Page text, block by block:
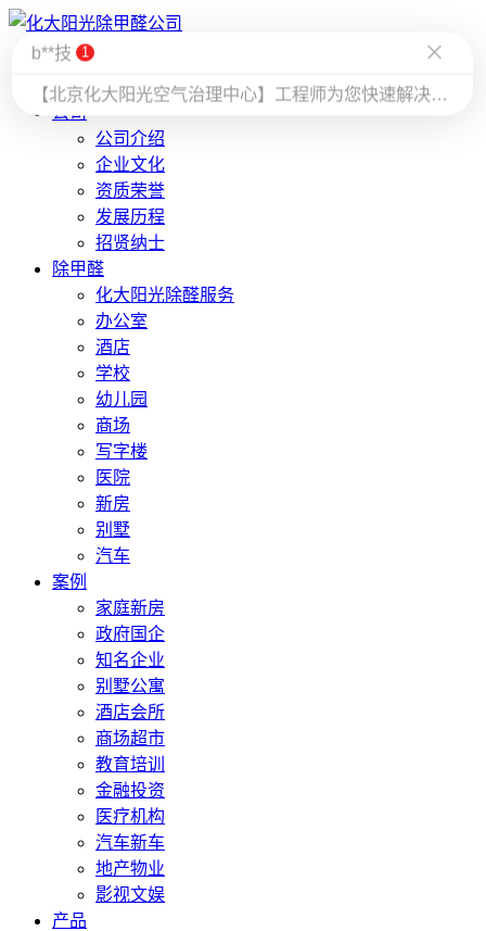
首 页
公司
公司介绍
企业文化
资质荣誉
发展历程
招贤纳士
除甲醛
化大阳光除醛服务
办公室
酒店
学校
幼儿园
商场
写字楼
医院
新房
别墅
汽车
案例
家庭新房
政府国企
知名企业
别墅公寓
酒店会所
商场超市
教育培训
金融投资
医疗机构
汽车新车
地产物业
影视文娱
产品